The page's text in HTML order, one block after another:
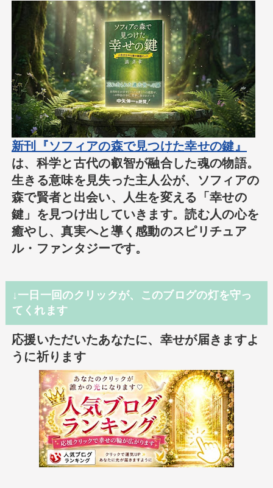
新刊『ソフィアの森で見つけた幸せの鍵』
は、科学と古代の叡智が融合した魂の物語。
生きる意味を見失った主人公が、ソフィアの
森で賢者と出会い、人生を変える「幸せの
鍵」を見つけ出していきます。読む人の心を
癒やし、真実へと導く感動のスピリチュア
ル・ファンタジーです。
↓一日一回のクリックが、このブログの灯を守っ
てくれます
応援いただいたあなたに、幸せが届きますよ
うに祈ります